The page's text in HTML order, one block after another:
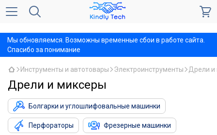
Мы обновляемся. Возможны временные сбои в работе сайта.
Спасибо за понимание
Инструменты и автотовары Электроинструменты Дрели и
Дрели и миксеры
Болгарки и углошлифовальные машинки
Перфораторы Фрезерные машинки